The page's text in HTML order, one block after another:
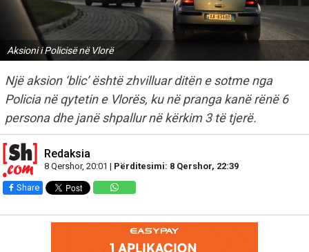
Aksioni i Policisë në Vlorë
Një aksion ‘blic’ është zhvilluar ditën e sotme nga
Policia në qytetin e Vlorës, ku në pranga kanë rënë 6
persona dhe janë shpallur në kërkim 3 të tjerë.
Redaksia
8 Qershor, 20:01 | Përditesimi: 8 Qershor, 22:39
Share